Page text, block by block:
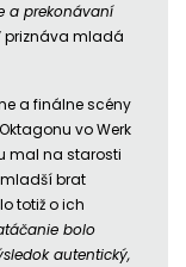
a prekonávaní
priznáva mladá
a finálne scény
vo Werk
mal na starosti
brat
totiž o ich
bolo
autentický,